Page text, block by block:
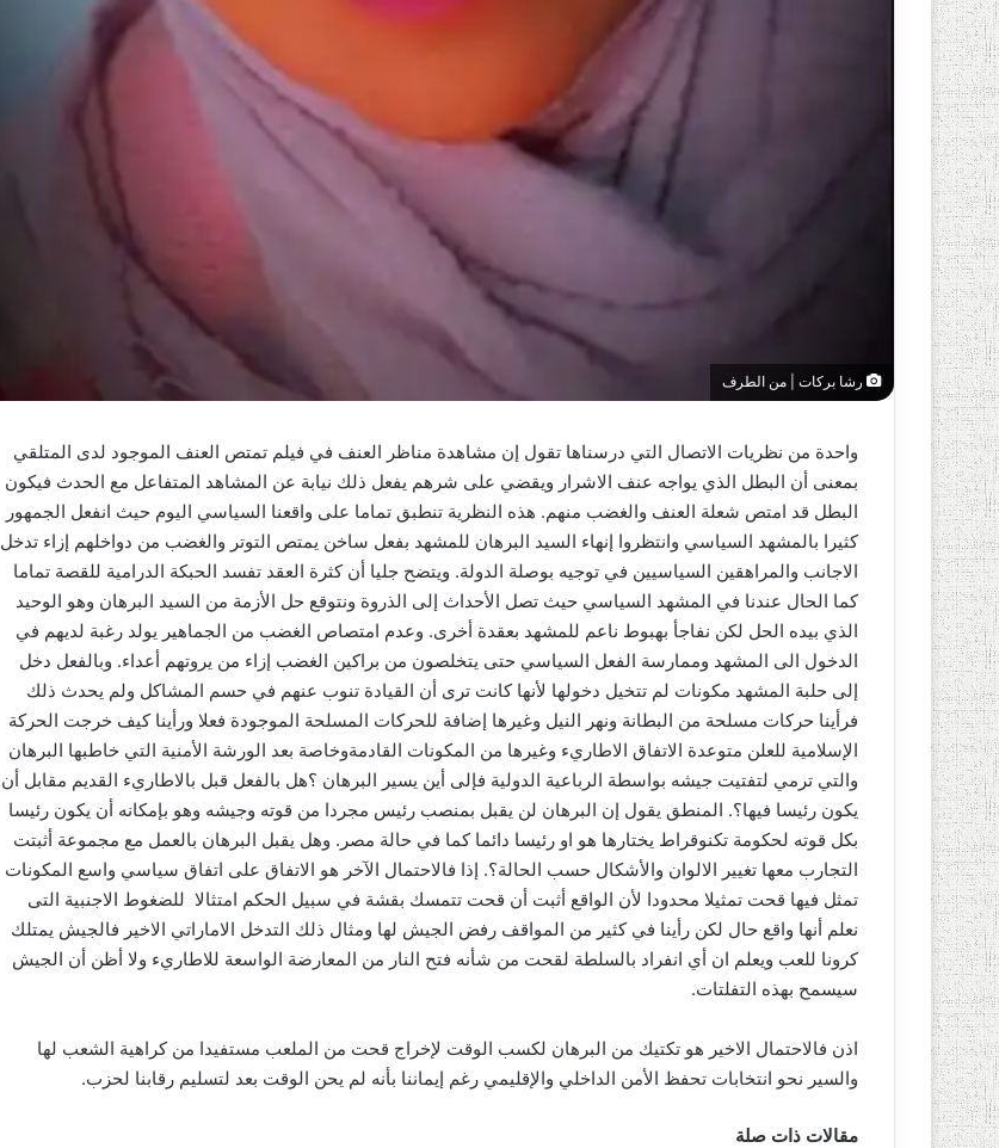
رشا بركات | من الطرف
واحدة من نظريات الاتصال التي درسناها تقول إن مشاهدة مناظر العنف في فيلم تمتص العنف الموجود لدى المتلقي
بمعنى أن البطل الذي يواجه عنف الاشرار ويقضي على شرهم يفعل ذلك نيابة عن المشاهد المتفاعل مع الحدث فيكون
البطل قد امتص شعلة العنف والغضب منهم. هذه النظرية تنطبق تماما على واقعنا السياسي اليوم حيث انفعل الجمهور
كثيرا بالمشهد السياسي وانتظروا إنهاء السيد البرهان للمشهد بفعل ساخن يمتص التوتر والغضب من دواخلهم إزاء تدخل
الاجانب والمراهقين السياسيين في توجيه بوصلة الدولة. ويتضح جليا أن كثرة العقد تفسد الحبكة الدرامية للقصة تماما
كما الحال عندنا في المشهد السياسي حيث تصل الأحداث إلى الذروة ونتوقع حل الأزمة من السيد البرهان وهو الوحيد
الذي بيده الحل لكن نفاجأ بهبوط ناعم للمشهد بعقدة أخرى. وعدم امتصاص الغضب من الجماهير يولد رغبة لديهم في
الدخول الى المشهد وممارسة الفعل السياسي حتى يتخلصون من براكين الغضب إزاء من يروتهم أعداء. وبالفعل دخل
إلى حلبة المشهد مكونات لم تتخيل دخولها لأنها كانت ترى أن القيادة تنوب عنهم في حسم المشاكل ولم يحدث ذلك
فرأينا حركات مسلحة من البطانة ونهر النيل وغيرها إضافة للحركات المسلحة الموجودة فعلا ورأينا كيف خرجت الحركة
الإسلامية للعلن متوعدة الاتفاق الاطاريء وغيرها من المكونات القادمةوخاصة بعد الورشة الأمنية التي خاطبها البرهان
والتي ترمي لتفتيت جيشه بواسطة الرباعية الدولية فإلى أين يسير البرهان ؟هل بالفعل قبل بالاطاريء القديم مقابل أن
يكون رئيسا فيها؟. المنطق يقول إن البرهان لن يقبل بمنصب رئيس مجردا من قوته وجيشه وهو بإمكانه أن يكون رئيسا
بكل قوته لحكومة تكنوقراط يختارها هو او رئيسا دائما كما في حالة مصر. وهل يقبل البرهان بالعمل مع مجموعة أثبتت
التجارب معها تغيير الالوان والأشكال حسب الحالة؟. إذا فالاحتمال الآخر هو الاتفاق على اتفاق سياسي واسع المكونات
تمثل فيها قحت تمثيلا محدودا لأن الواقع أثبت أن قحت تتمسك بقشة في سبيل الحكم امتثالا للضغوط الاجنبية التى
نعلم أنها واقع حال لكن رأينا في كثير من المواقف رفض الجيش لها ومثال ذلك التدخل الاماراتي الاخير فالجيش يمتلك
كرونا للعب ويعلم ان أي انفراد بالسلطة لقحت من شأنه فتح النار من المعارضة الواسعة للاطاريء ولا أظن أن الجيش
سيسمح بهذه التفلتات.
اذن فالاحتمال الاخير هو تكتيك من البرهان لكسب الوقت لإخراج قحت من الملعب مستفيدا من كراهية الشعب لها
والسير نحو انتخابات تحفظ الأمن الداخلي والإقليمي رغم إيماننا بأنه لم يحن الوقت بعد لتسليم رقابنا لحزب.
مقالات ذات صلة